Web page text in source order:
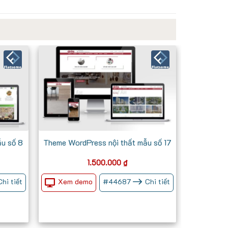
số 8
tiết
Theme WordPress nội thất mẫu số 17
1.500.000 ₫
Xem demo
#44687 Chi tiết